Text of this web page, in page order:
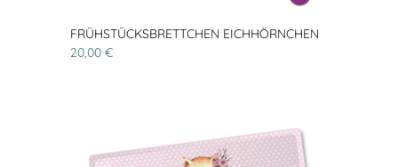
FRÜHSTÜCKSBRETTCHEN EICHHÖRNCHEN
20,00 €